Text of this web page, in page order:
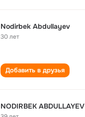
Nodirbek Abdullayev
30 лет
Добавить в друзья
NODIRBEK ABDULLAYEV